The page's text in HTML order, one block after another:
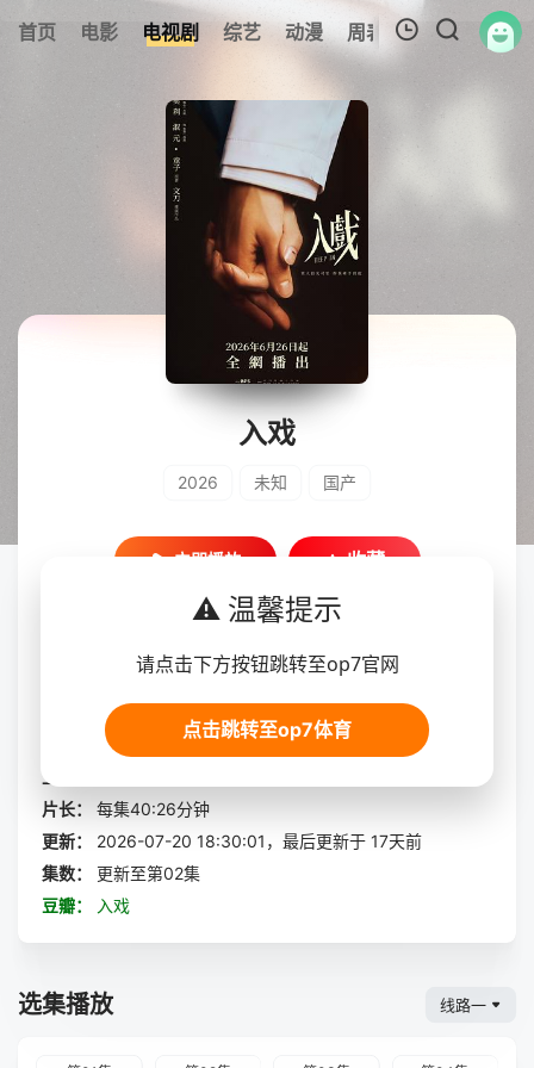
首页 电影 电视剧 综艺 动漫 周表 专题 更新
暂无观看影片的记录
入戏
2026 未知 国产
立即播放 收藏
展开全部
文刀
奥利 / 淑元
上映：
片长：
每集40:26分钟
更新：
2026-07-20 18:30:01，最后更新于 17天前
集数：
更新至第02集
豆瓣：
入戏
选集播放 线路一
⚠️ 温馨提示
请点击下方按钮跳转至op7官网
点击跳转至op7体育